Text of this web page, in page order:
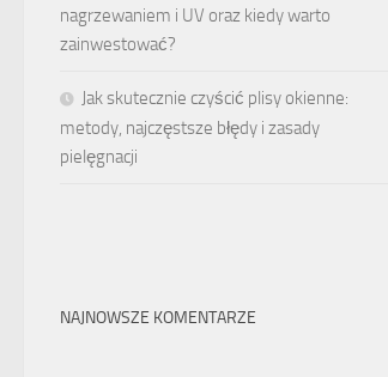
nagrzewaniem i UV oraz kiedy warto
zainwestować?
Jak skutecznie czyścić plisy okienne:
metody, najczęstsze błędy i zasady
pielęgnacji
NAJNOWSZE KOMENTARZE